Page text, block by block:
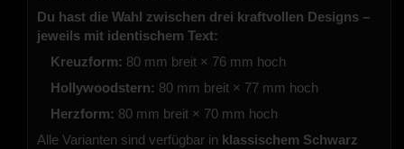
Du hast die Wahl zwischen drei kraftvollen Designs –
jeweils mit identischem Text:
Kreuzform: 80 mm breit × 76 mm hoch
Hollywoodstern: 80 mm breit × 77 mm hoch
Herzform: 80 mm breit × 70 mm hoch
Alle Varianten sind verfügbar in klassischem Schwarz